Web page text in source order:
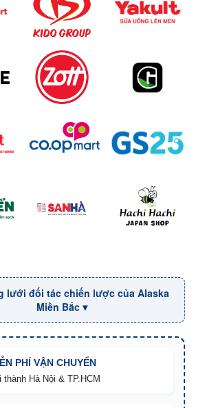
lưới đối tác chiến lược của Alaska
Miền Bắc ▾
PHÍ VẬN CHUYỂN
thành Hà Nội & TP.HCM